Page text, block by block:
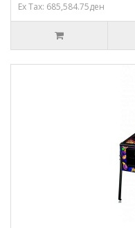
Ex Tax: 685,584.75ден